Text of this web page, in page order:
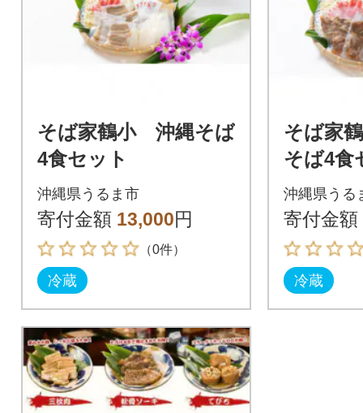
そば家鶴小 沖縄そば
4食セット
沖縄県うるま市
寄付金額 13,000円
（0件）
冷蔵
そば家
そば4食
沖縄県うる
寄付金額
冷蔵